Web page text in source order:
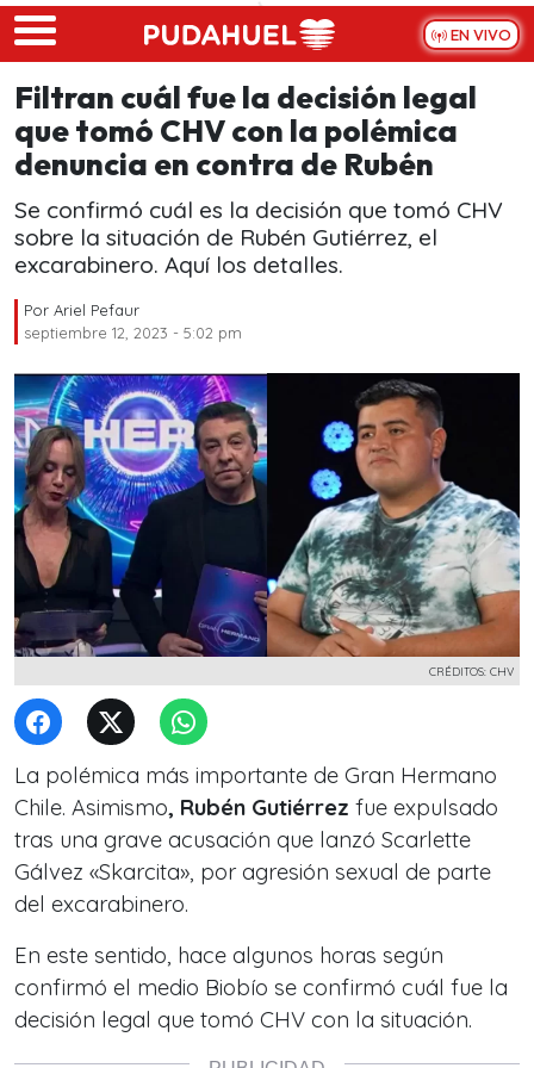
Skip to main content
EN VIVO
Filtran cuál fue la decisión legal
que tomó CHV con la polémica
denuncia en contra de Rubén
Se confirmó cuál es la decisión que tomó CHV
sobre la situación de Rubén Gutiérrez, el
excarabinero. Aquí los detalles.
Por Ariel Pefaur
septiembre 12, 2023 - 5:02 pm
CRÉDITOS: CHV
La polémica más importante de Gran Hermano
Chile. Asimismo, Rubén Gutiérrez fue expulsado
tras una grave acusación que lanzó Scarlette
Gálvez «Skarcita», por agresión sexual de parte
del excarabinero.
En este sentido, hace algunos horas según
confirmó el medio Biobío se confirmó cuál fue la
decisión legal que tomó CHV con la situación.